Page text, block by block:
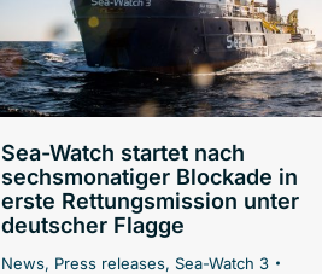
Sea-Watch startet nach
sechsmonatiger Blockade in
erste Rettungsmission unter
deutscher Flagge
News, Press releases, Sea-Watch 3